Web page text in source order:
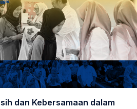
dan Kebersamaan dalam